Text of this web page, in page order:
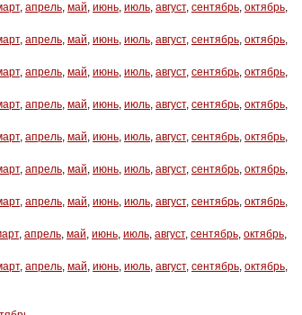
, апрель, май, июнь, июль, август, сентябрь, октябрь,
, апрель, май, июнь, июль, август, сентябрь, октябрь,
, апрель, май, июнь, июль, август, сентябрь, октябрь,
, апрель, май, июнь, июль, август, сентябрь, октябрь,
, апрель, май, июнь, июль, август, сентябрь, октябрь,
, апрель, май, июнь, июль, август, сентябрь, октябрь,
, апрель, май, июнь, июль, август, сентябрь, октябрь,
, апрель, май, июнь, июль, август, сентябрь, октябрь,
, апрель, май, июнь, июль, август, сентябрь, октябрь,